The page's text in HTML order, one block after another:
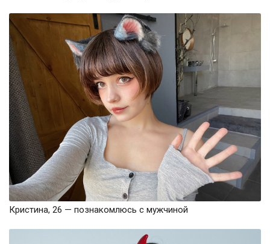
Кристина, 26 — познакомлюсь с мужчиной